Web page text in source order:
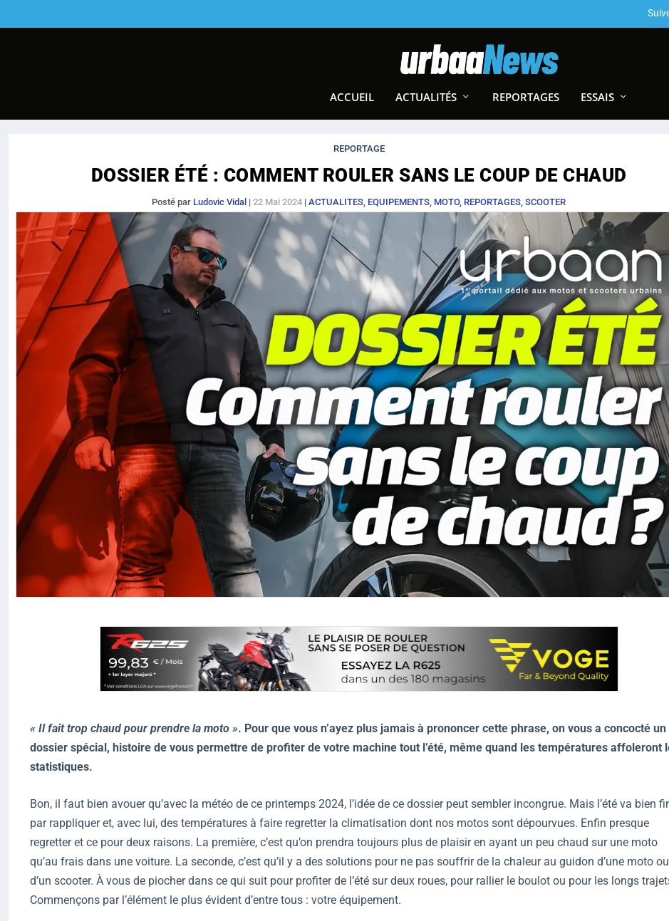
ACCUEIL ACTUALITÉS REPORTAGES ESSAIS
REPORTAGE
DOSSIER ÉTÉ : COMMENT ROULER SANS LE COUP DE CHAUD
Posté par Ludovic Vidal | 22 Mai 2024 | ACTUALITES EQUIPEMENTS MOTO, REPORTAGES SCOOTER
« Il fait trop chaud pour prendre la moto ». Pour que vous n’ayez plus jamais à prononcer cette phrase, on vous a concocté un
dossier spécial, histoire de vous permettre de profiter de votre machine tout l’été, même quand les températures affoleront
statistiques.
Bon, il faut bien avouer qu’avec la météo de ce printemps 2024, l’idée de ce dossier peut sembler incongrue. Mais l’été va bien
par rappliquer et, avec lui, des températures à faire regretter la climatisation dont nos motos sont dépourvues. Enfin presque
regretter et ce pour deux raisons. La première, c’est qu’on prendra toujours plus de plaisir en ayant un peu chaud sur une moto
qu’au frais dans une voiture. La seconde, c’est qu’il y a des solutions pour ne pas souffrir de la chaleur au guidon d’une moto ou
d’un scooter. À vous de piocher dans ce qui suit pour profiter de l’été sur deux roues, pour rallier le boulot ou pour les longs
Commençons par l’élément le plus évident d’entre tous : votre équipement.